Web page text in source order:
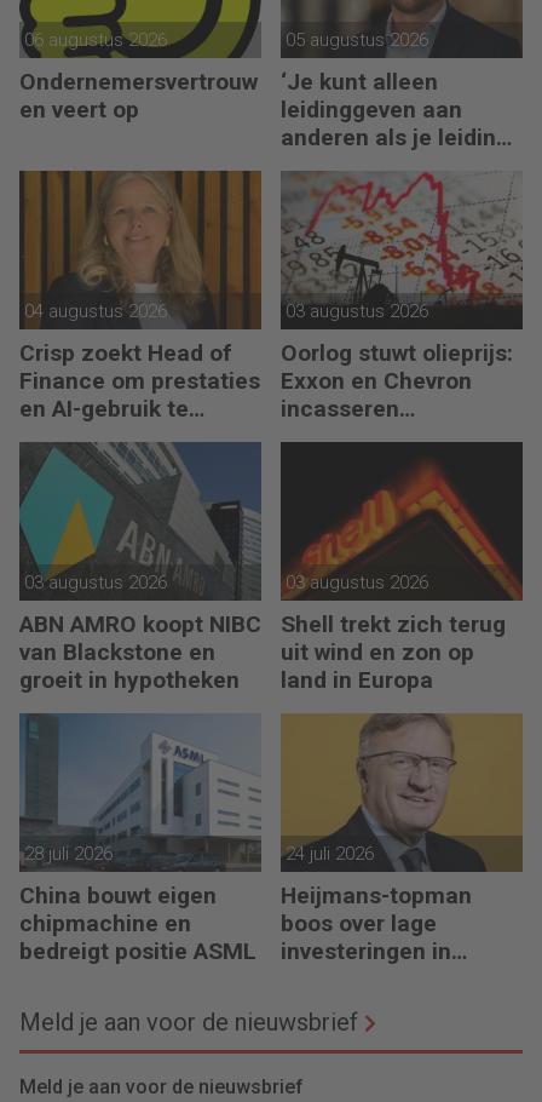
06 augustus 2026
Ondernemersvertrouw
en veert op
05 augustus 2026
‘Je kunt alleen
leidinggeven aan
anderen als je leiding
kunt geven aan jezelf’
04 augustus 2026
Crisp zoekt Head of
Finance om prestaties
en AI-gebruik te
versnellen
03 augustus 2026
Oorlog stuwt olieprijs:
Exxon en Chevron
incasseren
miljardenwinsten
03 augustus 2026
ABN AMRO koopt NIBC
van Blackstone en
groeit in hypotheken
03 augustus 2026
Shell trekt zich terug
uit wind en zon op
land in Europa
28 juli 2026
China bouwt eigen
chipmachine en
bedreigt positie ASML
24 juli 2026
Heijmans-topman
boos over lage
investeringen in
Meld je aan voor de nieuwsbrief
Meld je aan voor de nieuwsbrief